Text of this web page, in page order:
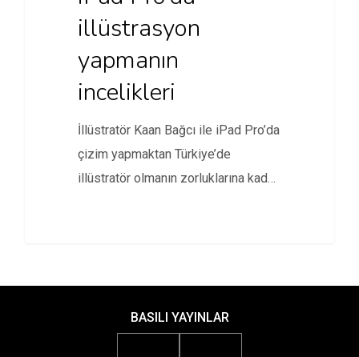
illüstrasyon
yapmanın
incelikleri
İllüstratör Kaan Bağcı ile iPad Pro’da
çizim yapmaktan Türkiye’de
illüstratör olmanın zorluklarına kadar
BASILI YAYINLAR